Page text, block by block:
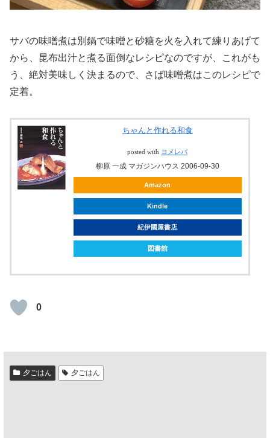
サバの味噌煮は別鍋で味噌と砂糖を火を入れて練りあげて
から、昆布出汁と煮る面倒なレシピなのですが、これがも
う、絶対美味しく決まるので、さば味噌煮はこのレシピで
定着。
ちゃんと作れる和食
posted with ヨメレバ
柳原 一成 マガジンハウス 2006-09-30
Amazon
Kindle
紀伊國屋書店
図書館
0
夕ごはん 夕ごはん